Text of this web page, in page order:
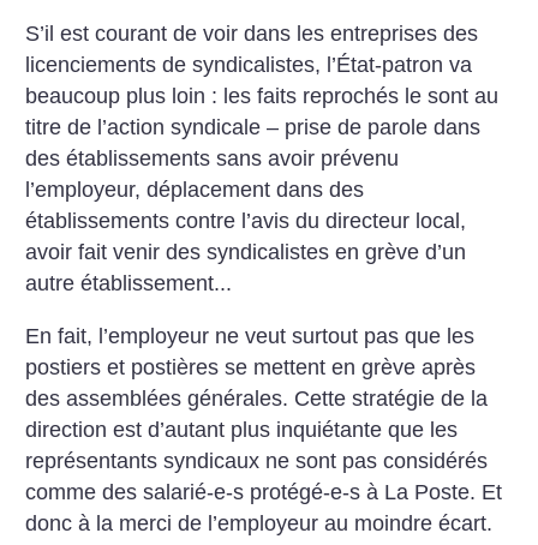
S’il est courant de voir dans les entreprises des
licenciements de syndicalistes, l’État-patron va
beaucoup plus loin : les faits reprochés le sont au
titre de l’action syndicale – prise de parole dans
des établissements sans avoir prévenu
l’employeur, déplacement dans des
établissements contre l’avis du directeur local,
avoir fait venir des syndicalistes en grève d’un
autre établissement...
En fait, l’employeur ne veut surtout pas que les
postiers et postières se ­mettent en grève après
des assemblées générales. Cette stratégie de la
direction est d’autant plus inquiétante que les
représentants syndicaux ne sont pas considérés
comme des salarié-e-s protégé-e-s à La Poste. Et
donc à la merci de l’employeur au moindre écart.